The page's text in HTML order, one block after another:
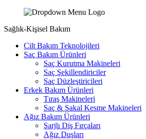
Sağlık-Kişisel Bakım
Cilt Bakım Teknolojileri
Saç Bakım Ürünleri
Saç Kurutma Makineleri
Saç Şekillendiriciler
Saç Düzleştiricileri
Erkek Bakım Ürünleri
Tıraş Makineleri
Saç & Sakal Kesme Makineleri
Ağız Bakım Ürünleri
Şarjlı Diş Fırçaları
Ağız Duşları